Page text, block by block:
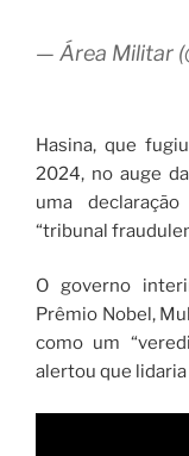
— Área Militar
Hasina, que
2024, no auge
uma
“tribunal
O governo
Prêmio Nobel,
como um
alertou que